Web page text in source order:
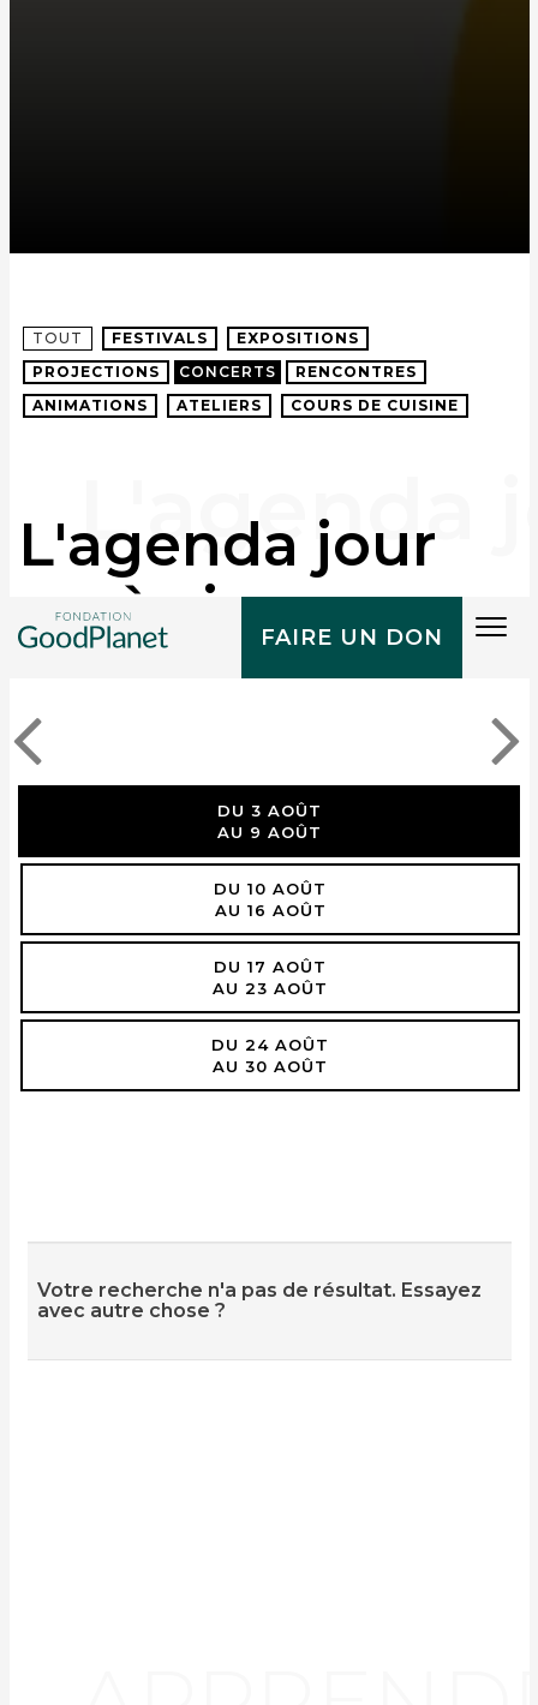
FAIRE UN DON
TOUT FESTIVALS
EXPOSITIONS
PROJECTIONS
CONCERTS
RENCONTRES
ANIMATIONS
ATELIERS COURS DE CUISINE
L'agenda jour
après jour
DU 3 AOÛT
AU 9 AOÛT
DU 10 AOÛT
AU 16 AOÛT
DU 17 AOÛT
AU 23 AOÛT
DU 24 AOÛT
AU 30 AOÛT
Votre recherche n'a pas de résultat. Essayez
avec autre chose ?